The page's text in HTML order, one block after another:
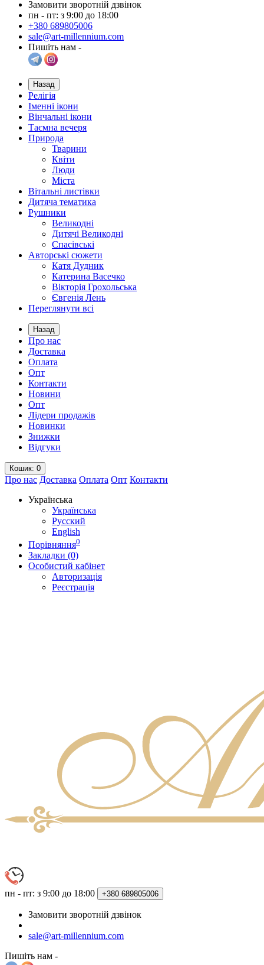
Замовити зворотній дзвінок
пн - пт: з 9:00 до 18:00
+380 689805006
sale@art-millennium.com
Пишіть нам -
Назад
Релігія
Іменні ікони
Вінчальні ікони
Таємна вечеря
Природа
Тварини
Квіти
Люди
Міста
Вітальні листівки
Дитяча тематика
Рушники
Великодні
Дитячі Великодні
Спасівські
Авторські сюжети
Катя Дудник
Катерина Васечко
Вікторія Грохольська
Євгенія Лень
Переглянути всі
Назад
Про нас
Доставка
Оплата
Опт
Контакти
Новини
Опт
Лідери продажів
Новинки
Знижки
Відгуки
Кошик: 0
Про нас Доставка Оплата Опт Контакти
Українська
Українська
Русский
English
Порівняння0
Закладки (0)
Особистий кабінет
Авторизація
Реєстрація
пн - пт: з 9:00 до 18:00 +380 689805006
Замовити зворотній дзвінок
sale@art-millennium.com
Пишіть нам -